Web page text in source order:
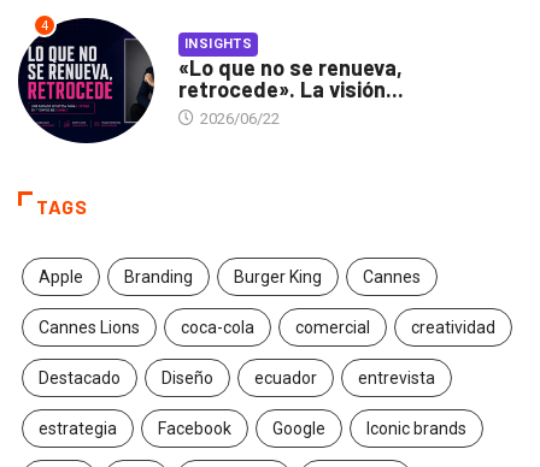
4
INSIGHTS
«Lo que no se renueva,
retrocede». La visión...
2026/06/22
TAGS
Apple Branding Burger King Cannes
Cannes Lions coca-cola comercial creatividad
Destacado Diseño ecuador entrevista
estrategia Facebook Google Iconic brands